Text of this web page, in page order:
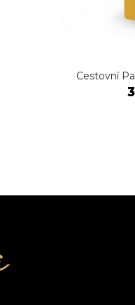
Cestovní